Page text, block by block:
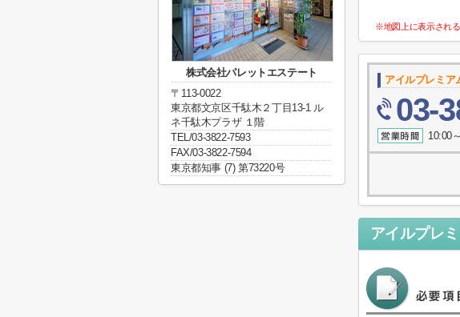
※地図上に表示され
アイルプレミア
03-
10:00
アイルプレ
株式会社パレットエステート
〒113-0022
東京都文京区千駄木２丁目13-1 ル
ネ千駄木プラザ １階
TEL/03-3822-7593
FAX/03-3822-7594
東京都知事 (7) 第73220号